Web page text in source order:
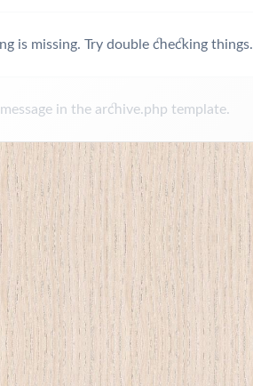
is missing. Try double checking things.
in the archive.php template.